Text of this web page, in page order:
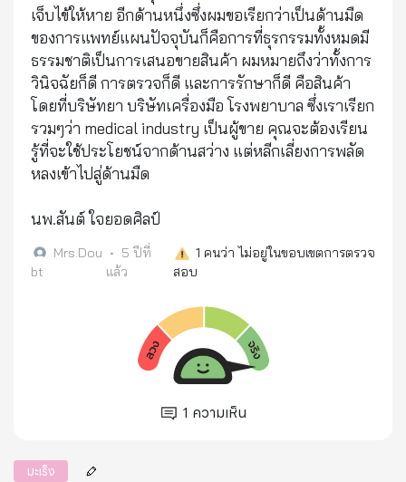
เจ็บไข้ให้หาย อีกด้านหนึ่งซึ่งผมขอเรียกว่าเป็นด้านมืด
ของการแพทย์แผนปัจจุบันก็คือการที่ธุรกรรมทั้งหมดมี
ธรรมชาติเป็นการเสนอขายสินค้า ผมหมายถึงว่าทั้งการ
วินิจฉัยก็ดี การตรวจก็ดี และการรักษาก็ดี คือสินค้า
โดยที่บริษัทยา บริษัทเครื่องมือ โรงพยาบาล ซึ่งเราเรียก
รวมๆว่า medical industry เป็นผู้ขาย คุณจะต้องเรียน
รู้ที่จะใช้ประโยชน์จากด้านสว่าง แต่หลีกเลี่ยงการพลัด
หลงเข้าไปสู่ด้านมืด
นพ.สันต์ ใจยอดศิลป์
Mrs.Dou
bt
• 5 ปีที่
แล้ว
1 คนว่า ไม่อยู่ในขอบเขตการตรวจ
สอบ
1 ความเห็น
มะเร็ง